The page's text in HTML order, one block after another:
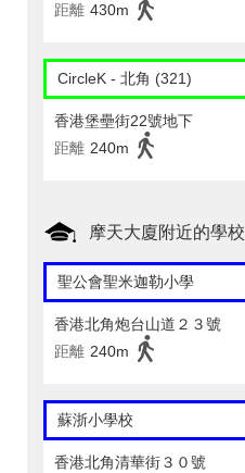
距離 430m
CircleK - 北角 (321)
香港堡壘街22號地下
距離 240m
摩天大廈附近的學校
聖公會聖米迦勒小學
香港北角炮台山道２３號
距離 240m
蘇浙小學校
香港北角清華街３０號